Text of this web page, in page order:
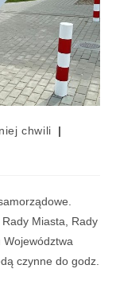
chwili
Miasta, Rady
Województwa
czynne do godz.